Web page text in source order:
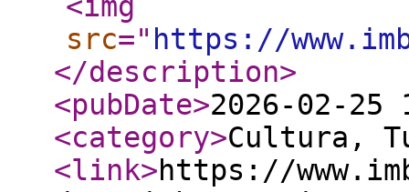
src=" https://
</description>
<pubDate>2026-02-25
<category>Cultura,
<link>https://